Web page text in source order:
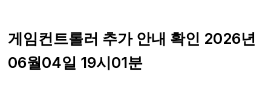
게임컨트롤러 추가 안내 확인 2026년
06월04일 19시01분